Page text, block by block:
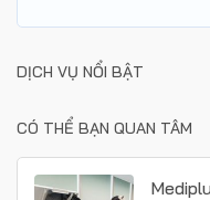
DỊCH VỤ NỔI BẬT
CÓ THỂ BẠN QUAN TÂM